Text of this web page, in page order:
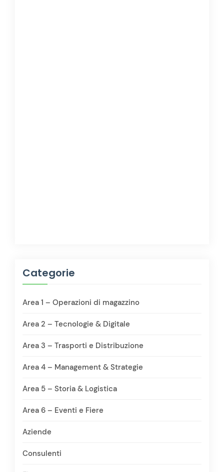
Categorie
Area 1 – Operazioni di magazzino
Area 2 – Tecnologie & Digitale
Area 3 – Trasporti e Distribuzione
Area 4 – Management & Strategie
Area 5 – Storia & Logistica
Area 6 – Eventi e Fiere
Aziende
Consulenti